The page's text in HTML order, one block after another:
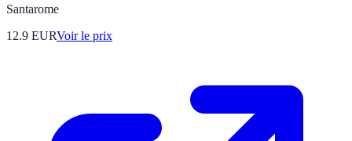
Santarome
12.9 EURVoir le prix